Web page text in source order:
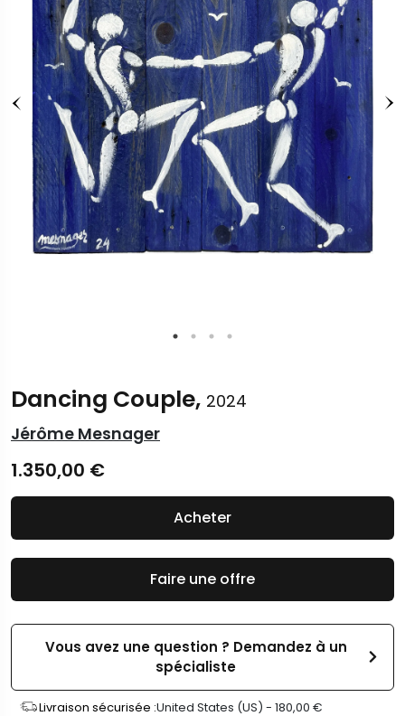
Dancing Couple, 2024
Jérôme Mesnager
1.350,00 €
Faire une offre
Vous avez une question ? Demandez à un
spécialiste
Livraison sécurisée :United States (US) - 180,00 €
Acheter